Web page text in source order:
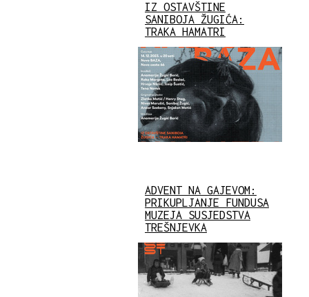
IZ OSTAVŠTINE
SANIBOJA ŽUGIĆA:
TRAKA HAMATRI
ADVENT NA GAJEVOM:
PRIKUPLJANJE FUNDUSA
MUZEJA SUSJEDSTVA
TREŠNJEVKA